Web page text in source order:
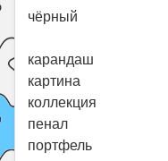
чёрный
карандаш
картина
коллекция
пенал
портфель